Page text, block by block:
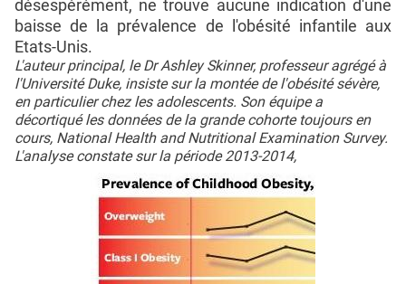
désespérément, ne trouve aucune indication d'une
baisse de la prévalence de l'obésité infantile aux
Etats-Unis.
L'auteur principal, le Dr Ashley Skinner, professeur agrégé à
l'Université Duke, insiste sur la montée de l'obésité sévère,
en particulier chez les adolescents. Son équipe a
décortiqué les données de la grande cohorte toujours en
cours, National Health and Nutritional Examination Survey.
L'analyse constate sur la période 2013-2014,